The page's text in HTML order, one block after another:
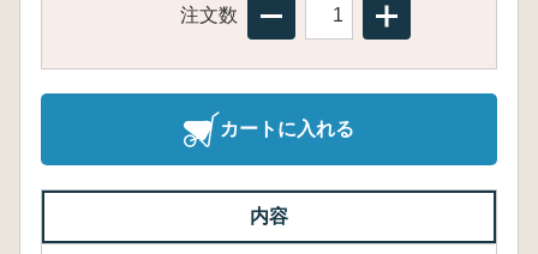
注文数
カートに入れる
内容